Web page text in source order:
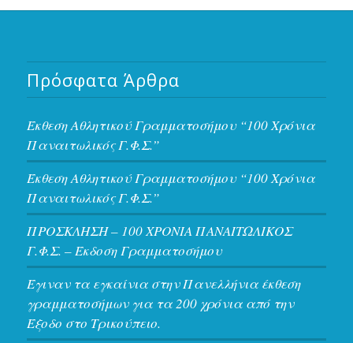
Πρόσφατα Άρθρα
Έκθεση Αθλητικού Γραμματοσήμου “100 Χρόνια
Παναιτωλικός Γ.Φ.Σ.”
Έκθεση Αθλητικού Γραμματοσήμου “100 Χρόνια
Παναιτωλικός Γ.Φ.Σ.”
ΠΡΟΣΚΛΗΣΗ – 100 ΧΡΟΝΙΑ ΠΑΝΑΙΤΩΛΙΚΟΣ
Γ.Φ.Σ. – Έκδοση Γραμματοσήμου
Έγιναν τα εγκαίνια στην Πανελλήνια έκθεση
γραμματοσήμων για τα 200 χρόνια από την
Έξοδο στο Τρικούπειο.